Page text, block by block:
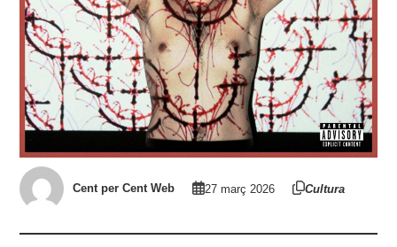
Cent per Cent Web 27 març 2026 Cultura